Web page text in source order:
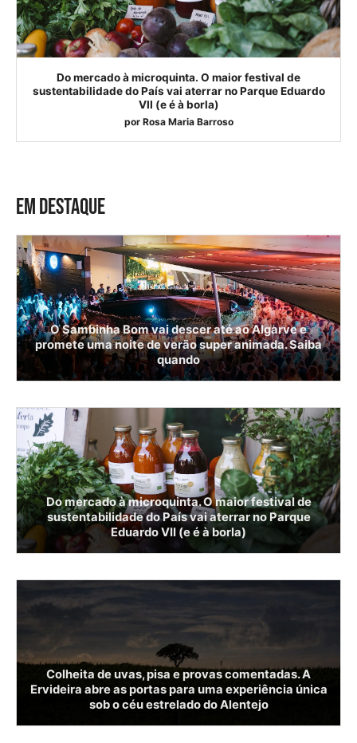
Do mercado à microquinta. O maior festival de
sustentabilidade do País vai aterrar no Parque Eduardo
VII (e é à borla)
por Rosa Maria Barroso
EM DESTAQUE
O Sambinha Bom vai descer até ao Algarve e
promete uma noite de verão super animada. Saiba
quando
Do mercado à microquinta. O maior festival de
sustentabilidade do País vai aterrar no Parque
Eduardo VII (e é à borla)
Colheita de uvas, pisa e provas comentadas. A
Ervideira abre as portas para uma experiência única
sob o céu estrelado do Alentejo